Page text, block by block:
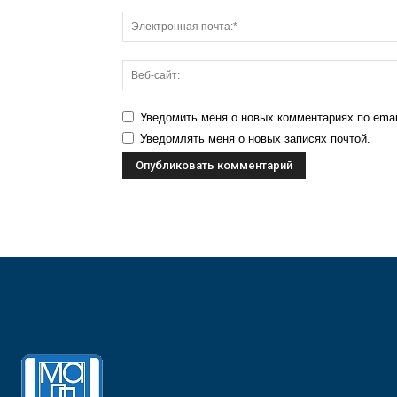
Уведомить меня о новых комментариях по
Уведомлять меня о новых записях почтой.